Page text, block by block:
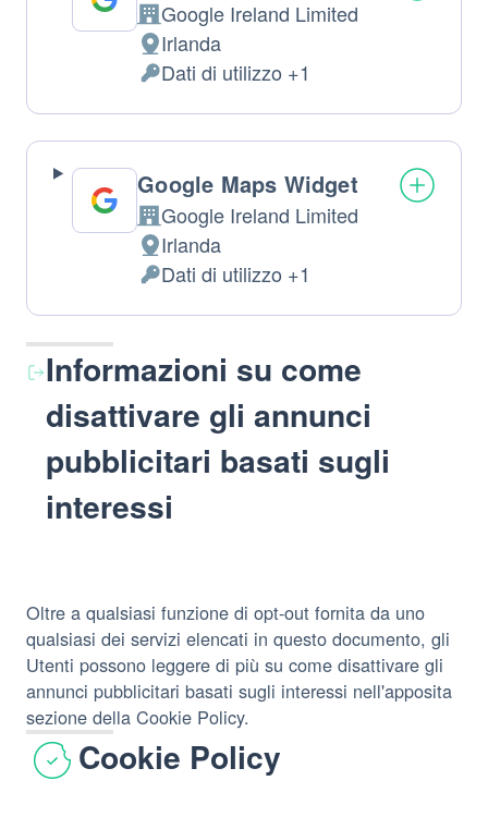
Azienda:
Google Ireland Limited
Luogo
del
trattamento:
Irlanda
Dati
Personali
trattati:
Dati di utilizzo +1
Google Maps Widget
Azienda:
Google Ireland Limited
Luogo
del
trattamento:
Irlanda
Dati
Personali
Dati di utilizzo +1
Informazioni su come
disattivare gli annunci
pubblicitari basati sugli
interessi
Oltre a qualsiasi funzione di opt-out fornita da uno
qualsiasi dei servizi elencati in questo documento, gli
Utenti possono leggere di più su come disattivare gli
annunci pubblicitari basati sugli interessi nell'apposita
sezione della Cookie Policy.
Cookie Policy